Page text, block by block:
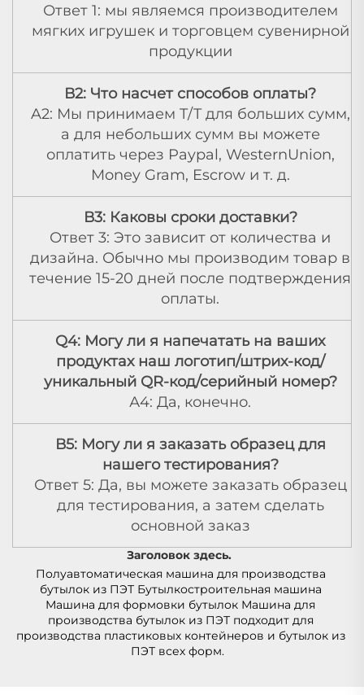
Ответ 1: мы являемся производителем
мягких игрушек и торговцем сувенирной
продукции
В2: Что насчет способов оплаты?
A2: Мы принимаем T/T для больших сумм,
а для небольших сумм вы можете
оплатить через Paypal, WesternUnion,
Money Gram, Escrow и т. д.
В3: Каковы сроки доставки?
Ответ 3: Это зависит от количества и
дизайна. Обычно мы производим товар в
течение 15-20 дней после подтверждения
оплаты.
Q4: Могу ли я напечатать на ваших
продуктах наш логотип/штрих-код/
уникальный QR-код/серийный номер?
А4: Да, конечно.
В5: Могу ли я заказать образец для
нашего тестирования?
Ответ 5: Да, вы можете заказать образец
для тестирования, а затем сделать
основной заказ
Заголовок здесь.
Полуавтоматическая машина для производства
бутылок из ПЭТ Бутылкостроительная машина
Машина для формовки бутылок Машина для
производства бутылок из ПЭТ подходит для
производства пластиковых контейнеров и бутылок из
ПЭТ всех форм.